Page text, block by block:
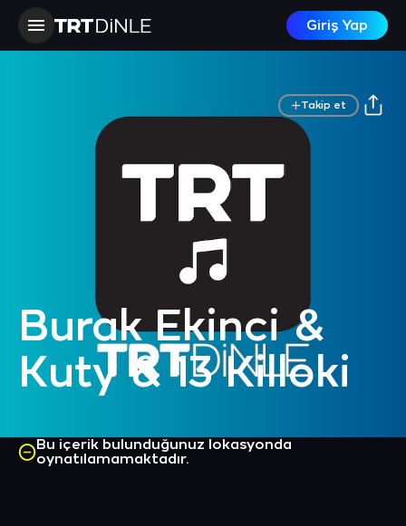
Giriş Yap
Burak Ekinci &
Kuty & 13 Killoki
Takip et
Bu içerik bulunduğunuz lokasyonda
oynatılamamaktadır.